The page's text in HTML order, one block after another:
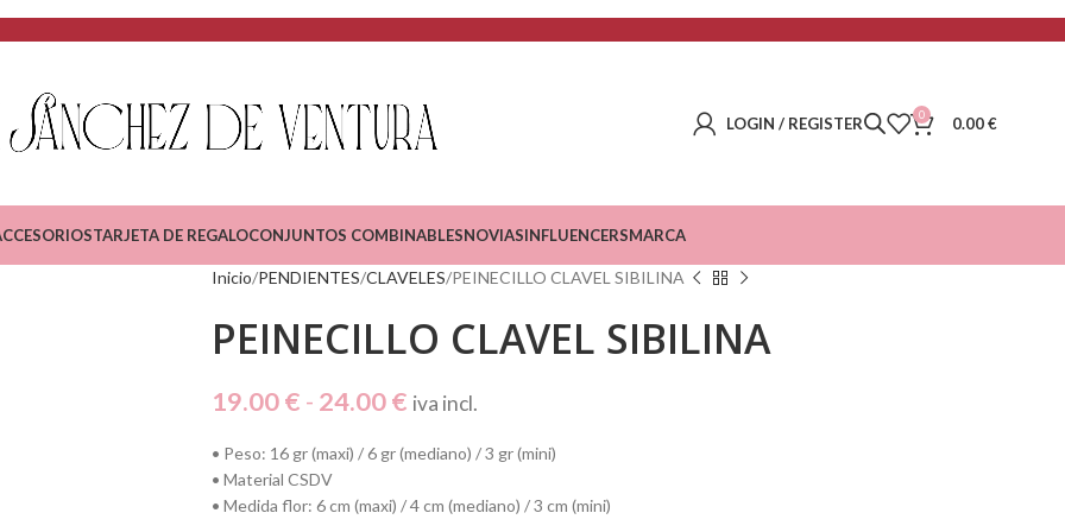
LOGIN / REGISTER 0 0.00€
TARJETA DE REGALOCONJUNTOS COMBINABLESNOVIASINFLUENCERSMARCA
Inicio PENDIENTES CLAVELES PEINECILLO CLAVEL SIBILINA
PEINECILLO CLAVEL SIBILINA
19.00€ - 24.00€ iva incl.
•⁠ ⁠Peso: 16 gr (maxi) / 6 gr (mediano) / 3 gr (mini)
•⁠ ⁠Material CSDV
•⁠ ⁠Medida flor: 6 cm (maxi) / 4 cm (mediano) / 3 cm (mini)